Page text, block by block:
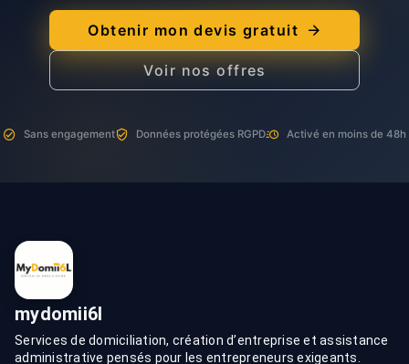
Obtenir mon devis gratuit
Voir nos offres
Sans engagement Données protégées RGPD Activé en moins de 48h
mydomii6l
Services de domiciliation, création d’entreprise et assistance
administrative pensés pour les entrepreneurs exigeants.